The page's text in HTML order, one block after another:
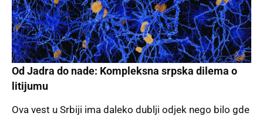
Od Jadra do nade: Kompleksna srpska dilema o
litijumu
Ova vest u Srbiji ima daleko dublji odjek nego bilo gde